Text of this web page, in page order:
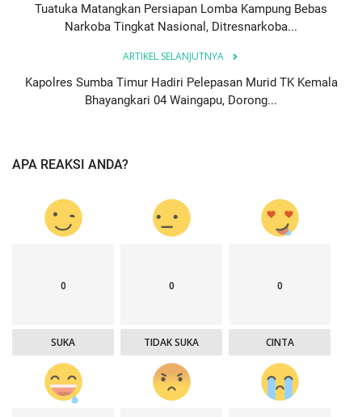
Tuatuka Matangkan Persiapan Lomba Kampung Bebas
Narkoba Tingkat Nasional, Ditresnarkoba...
ARTIKEL SELANJUTNYA
Kapolres Sumba Timur Hadiri Pelepasan Murid TK Kemala
Bhayangkari 04 Waingapu, Dorong...
APA REAKSI ANDA?
0
SUKA
0
TIDAK SUKA
0
CINTA